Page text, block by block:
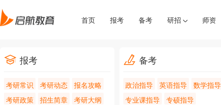
首页 报考 备考 研招 师资
报考
考研常识 考研动态
报名攻略
考研政策
招生简章
考研大纲
备考
政治指导 英语指导
数学指导
专业课指导
专硕指导